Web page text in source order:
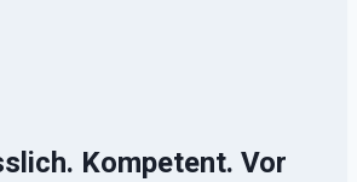
Kompetent. Vor